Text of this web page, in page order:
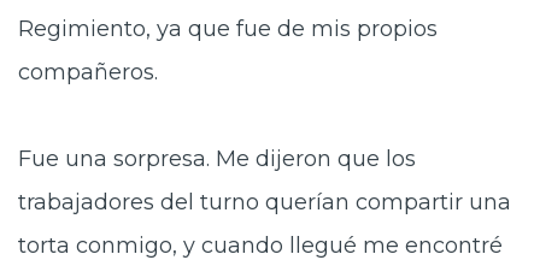
Regimiento, ya que fue de mis propios
compañeros.
Fue una sorpresa. Me dijeron que los
trabajadores del turno querían compartir una
torta conmigo, y cuando llegué me encontré